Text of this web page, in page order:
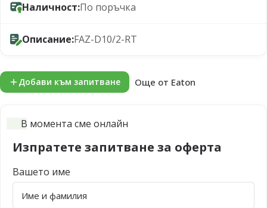
Наличност:По поръчка
Описание:FAZ-D10/2-RT
Добави към запитване Още от Eaton
В момента сме онлайн
Изпратете запитване за оферта
Вашето име